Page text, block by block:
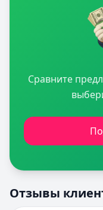
Сравните
Отзывы